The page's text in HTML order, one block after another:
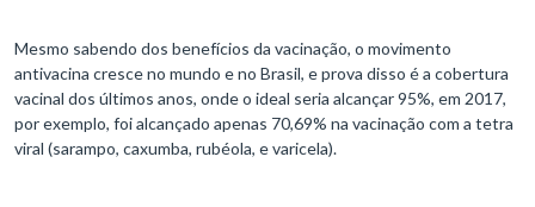
Mesmo sabendo dos benefícios da vacinação, o movimento
antivacina cresce no mundo e no Brasil, e prova disso é a cobertura
vacinal dos últimos anos, onde o ideal seria alcançar 95%, em 2017,
por exemplo, foi alcançado apenas 70,69% na vacinação com a tetra
viral (sarampo, caxumba, rubéola, e varicela).